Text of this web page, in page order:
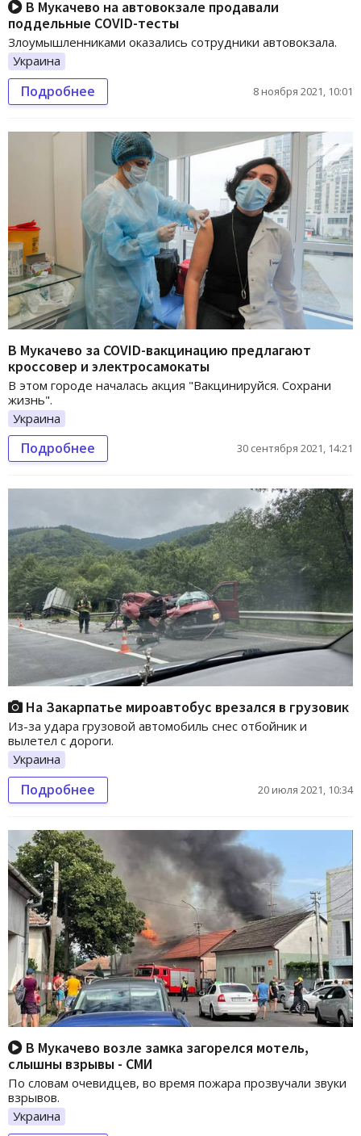
В Мукачево на автовокзале продавали
поддельные СOVID-тесты
Злоумышленниками оказались сотрудники автовокзала.
Украина
Подробнее 8 ноября 2021, 10:01
В Мукачево за COVID-вакцинацию предлагают
кроссовер и электросамокаты
В этом городе началась акция "Вакцинируйся. Сохрани
жизнь".
Украина
Подробнее 30 сентября 2021, 14:21
На Закарпатье мироавтобус врезался в грузовик
Из-за удара грузовой автомобиль снес отбойник и
вылетел с дороги.
Украина
Подробнее 20 июля 2021, 10:34
В Мукачево возле замка загорелся мотель,
слышны взрывы - СМИ
По словам очевидцев, во время пожара прозвучали звуки
взрывов.
Украина